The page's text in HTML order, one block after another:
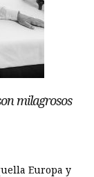
milagrosos
Europa y